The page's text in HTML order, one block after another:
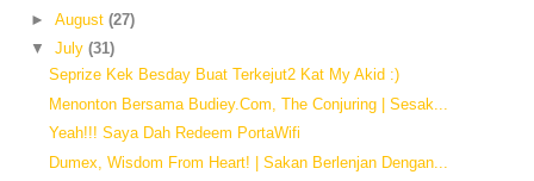
► August (27)
▼ July (31)
Seprize Kek Besday Buat Terkejut2 Kat My Akid :)
Menonton Bersama Budiey.Com, The Conjuring | Sesak...
Yeah!!! Saya Dah Redeem PortaWifi
Dumex, Wisdom From Heart! | Sakan Berlenjan Dengan...